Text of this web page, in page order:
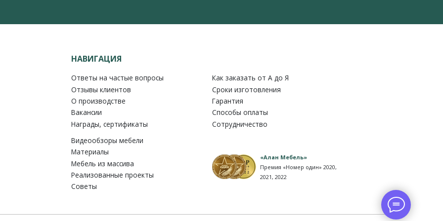
НАВИГАЦИЯ
Ответы на частые вопросы
Отзывы клиентов
О производстве
Вакансии
Награды, сертификаты
Видеообзоры мебели
Материалы
Мебель из массива
Реализованные проекты
Советы
Как заказать от A до Я
Сроки изготовления
Гарантия
Способы оплаты
Сотрудничество
«Алан Мебель»
Премия «Номер один» 2020,
2021, 2022